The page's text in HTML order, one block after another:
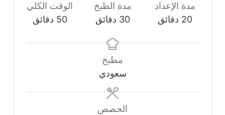
مدة الإعداد
20دقائق
دقائق
مدة الطبخ
30 دقائق
دقائق
الوقت الكلي
50 دقائق
دقائق
مطبخ
سعودي
الحصص